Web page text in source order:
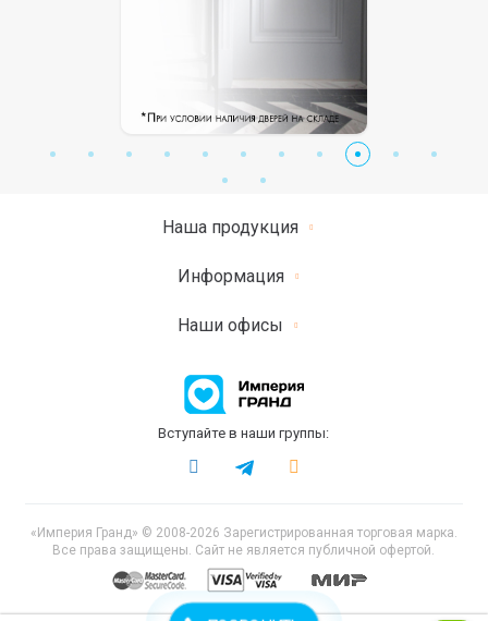
Наша продукция
Информация
Наши офисы
Вступайте в наши группы:
«Империя Гранд» © 2008-2026 Зарегистрированная торговая марка.
Все права защищены. Сайт не является публичной офертой.